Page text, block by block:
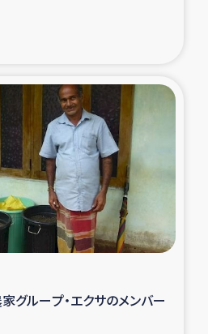
ンマー緊急支援
ンマー移民子ども支援
ングローブ植林活動
ア難民への食糧・越冬支援
ア難民への教育支援事業
グループ・エクサのメンバー